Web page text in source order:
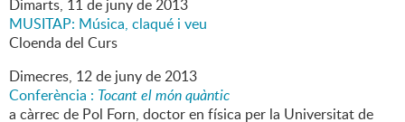
Dimarts, 11de junyde2013
MUSITAP: Música, claqué i veu
Cloenda del Curs
Dimecres, 12de junyde2013
Conferència : Tocant el món quàntic
a càrrec de Pol Forn, doctor en física per la Universitat de